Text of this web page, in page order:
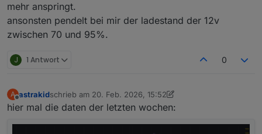
mehr anspringt.
ansonsten pendelt bei mir der ladestand der 12v
zwischen 70 und 95%.
J 1 Antwort 0
A astrakidschrieb am 20. Feb. 2026, 15:52
zuletzt editiert von astrakid
hier mal die daten der letzten wochen: